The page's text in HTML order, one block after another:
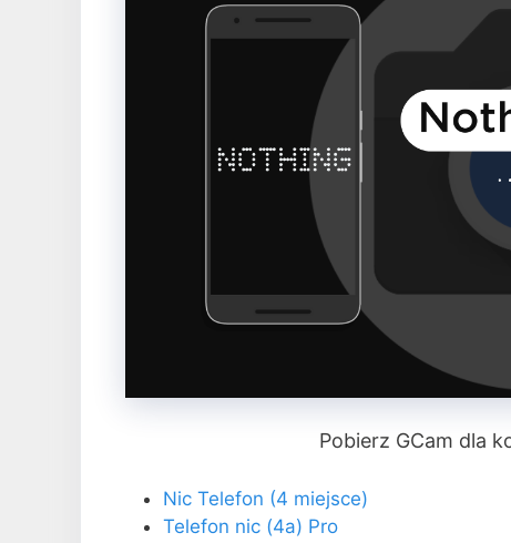
Pobierz GCam dla
Nic Telefon (4 miejsce)
Telefon nic (4a) Pro